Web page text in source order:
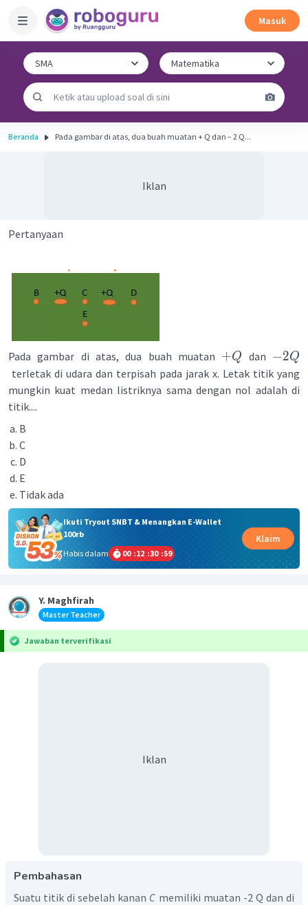
Masuk
Beranda Pada gambar di atas, dua buah muatan + Q dan − 2 Q...
Iklan
Pertanyaan
Pada gambar di atas, dua buah muatan +Q dan −2Q
terletak di udara dan terpisah pada jarak x. Letak titik yang
mungkin kuat medan listriknya sama dengan nol adalah di
titik....
B
C
D
E
Tidak ada
Ikuti Tryout SNBT & Menangkan E-Wallet
100rb
Habis dalam
00 :12 :30 :59
Klaim
Y. Maghfirah
Master Teacher
Jawaban terverifikasi
Iklan
Pembahasan
Suatu titik di sebelah kanan C memiliki muatan -2 Q dan di